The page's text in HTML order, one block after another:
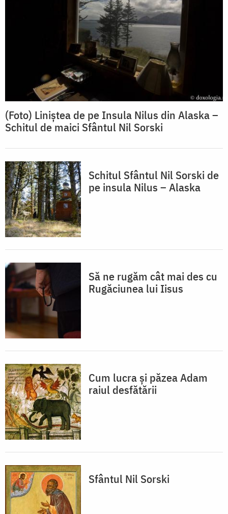
(Foto) Liniștea de pe Insula Nilus din Alaska –
Schitul de maici Sfântul Nil Sorski
Schitul Sfântul Nil Sorski de
pe insula Nilus – Alaska
Să ne rugăm cât mai des cu
Rugăciunea lui Iisus
Cum lucra și păzea Adam
raiul desfătării
Sfântul Nil Sorski